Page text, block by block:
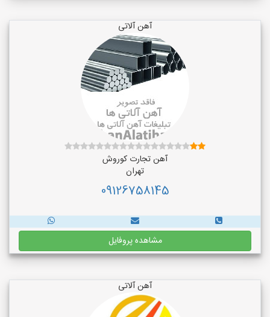
آهن آلاتی
آهن تجارت کوروش
تهران
09126758145
مشاهده پروفایل
آهن آلاتی